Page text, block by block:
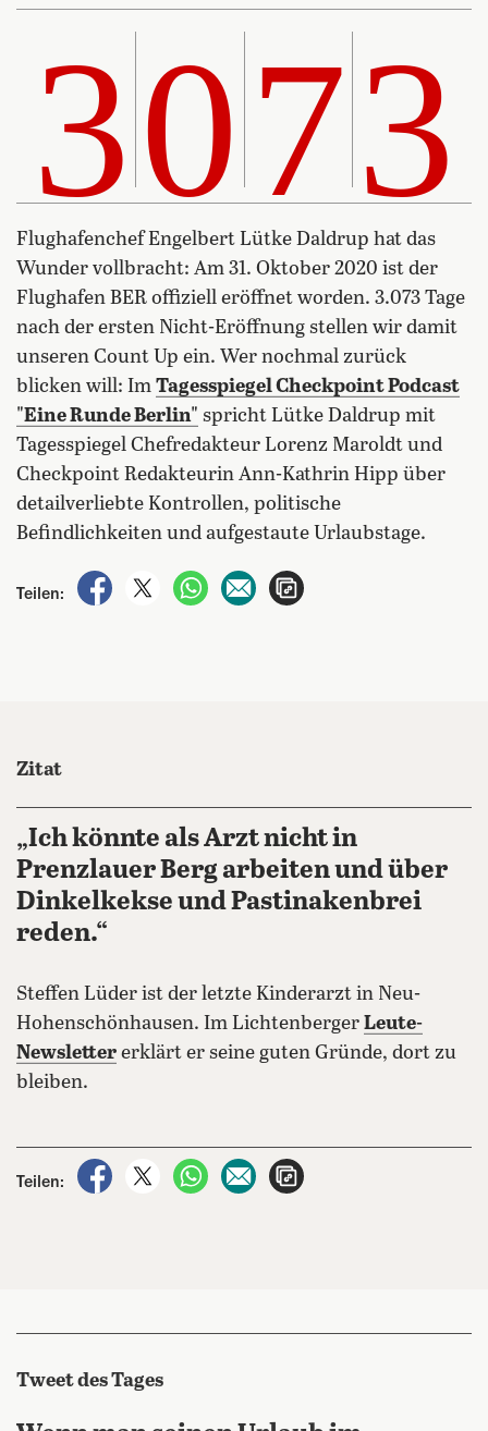
3073
3073
Flughafenchef Engelbert Lütke Daldrup hat das
Wunder vollbracht: Am 31. Oktober 2020 ist der
Flughafen BER offiziell eröffnet worden. 3.073 Tage
nach der ersten Nicht-Eröffnung stellen wir damit
unseren Count Up ein. Wer nochmal zurück
blicken will: Im Tagesspiegel Checkpoint Podcast
"Eine Runde Berlin" spricht Lütke Daldrup mit
Tagesspiegel Chefredakteur Lorenz Maroldt und
Checkpoint Redakteurin Ann-Kathrin Hipp über
detailverliebte Kontrollen, politische
Befindlichkeiten und aufgestaute Urlaubstage.
Teilen:
auf Facebook teilen
auf X teilenper WhatsApp teilen
per E-Mail teilen
Zitat
„Ich könnte als Arzt nicht in
Prenzlauer Berg arbeiten und über
Dinkelkekse und Pastinakenbrei
reden.“
Steffen Lüder ist der letzte Kinderarzt in Neu-
Hohenschönhausen. Im Lichtenberger Leute-
Newsletter erklärt er seine guten Gründe, dort zu
bleiben.
Teilen:
auf Facebook teilen
auf X teilenper WhatsApp teilen
per E-Mail teilen
Tweet des Tages